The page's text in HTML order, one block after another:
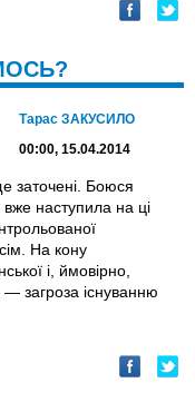
Тарас ЗАКУСИЛО
00:00, 15.04.2014
заточені. Боюся
наступила на ці
На кону
і, ймовірно,
— загроза існуванню